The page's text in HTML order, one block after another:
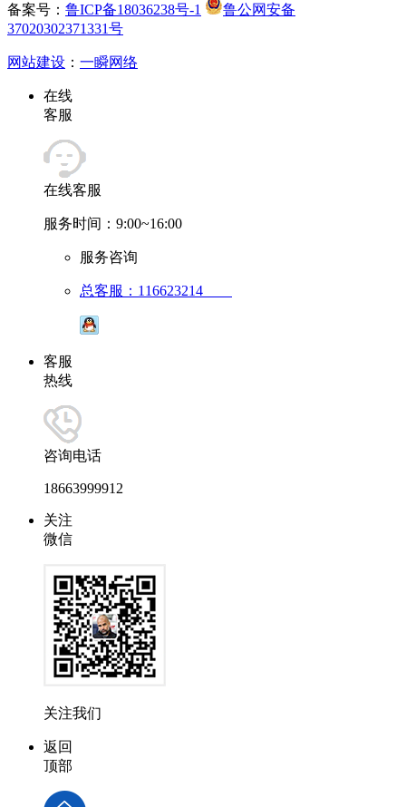
备案号： 鲁ICP备18036238号-1
鲁公网安备
37020302371331号
网站建设 ： 一瞬网络
在线
客服
在线客服
服务时间：9:00~16:00
服务咨询
总客服：116623214
客服
热线
咨询电话
18663999912
关注
微信
关注我们
返回
顶部